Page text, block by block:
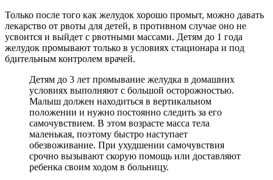
Только после того как желудок хорошо промыт, можно давать
лекарство от рвоты для детей, в противном случае оно не
усвоится и выйдет с рвотными массами. Детям до 1 года
желудок промывают только в условиях стационара и под
бдительным контролем врачей.
Детям до 3 лет промывание желудка в домашних
условиях выполняют с большой осторожностью.
Малыш должен находиться в вертикальном
положении и нужно постоянно следить за его
самочувствием. В этом возрасте масса тела
маленькая, поэтому быстро наступает
обезвоживание. При ухудшении самочувствия
срочно вызывают скорую помощь или доставляют
ребенка своим ходом в больницу.